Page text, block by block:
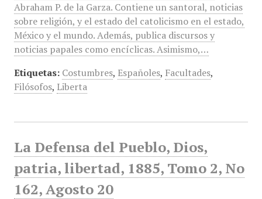
Abraham P. de la Garza. Contiene un santoral, noticias
sobre religión, y el estado del catolicismo en el estado,
México y el mundo. Además, publica discursos y
noticias papales como encíclicas. Asimismo,…
Etiquetas: Costumbres, Españoles, Facultades,
Filósofos, Liberta
La Defensa del Pueblo, Dios,
patria, libertad, 1885, Tomo 2, No
162, Agosto 20